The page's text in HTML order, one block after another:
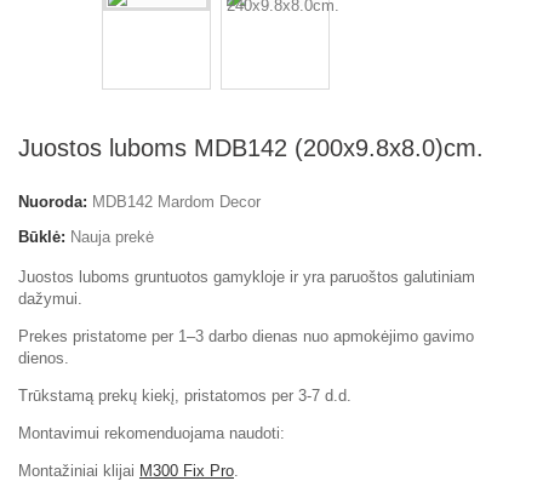
Juostos luboms MDB142 (200x9.8x8.0)cm.
Nuoroda: MDB142 Mardom Decor
Būklė: Nauja prekė
Juostos luboms gruntuotos gamykloje ir yra paruoštos galutiniam
dažymui.
Prekes pristatome per 1–3 darbo dienas nuo apmokėjimo gavimo
dienos.
Trūkstamą prekų kiekį, pristatomos per 3-7 d.d.
Montavimui rekomenduojama naudoti:
Montažiniai klijai M300 Fix Pro.